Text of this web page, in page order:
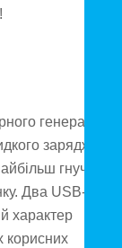
генератора
гнучких
Два USB-
характер
корисних